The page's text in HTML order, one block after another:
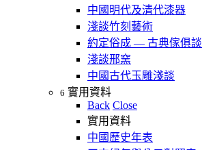
中國明代及清代漆器
淺談竹刻藝術
約定俗成 — 古典傢俱談
淺談邢窯
中國古代玉雕淺談
6 實用資料
Back Close
實用資料
中國歷史年表